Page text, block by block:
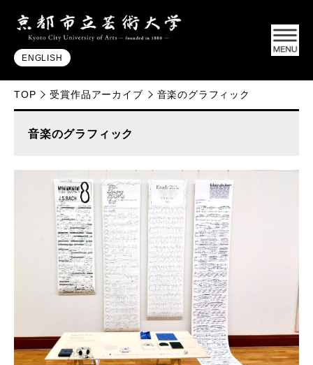
ENGLISH
TOP 受賞作品アーカイブ 音楽のグラフィック
音楽のグラフィック